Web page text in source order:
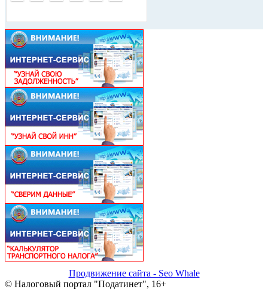
Продвижение сайта - Seo Whale
© Налоговый портал "Податинет", 16+